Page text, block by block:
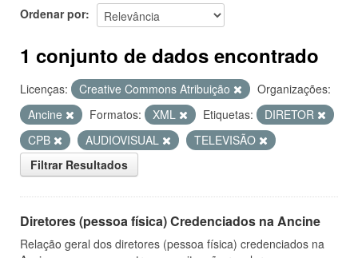
Ordenar por
1 conjunto de dados encontrado
Licenças: Creative Commons Atribuição
Organizações:
Ancine
Formatos: XML Etiquetas:
DIRETOR
CPB
AUDIOVISUAL
TELEVISÃO
Filtrar Resultados
Diretores (pessoa física) Credenciados na Ancine
Relação geral dos diretores (pessoa física) credenciados na